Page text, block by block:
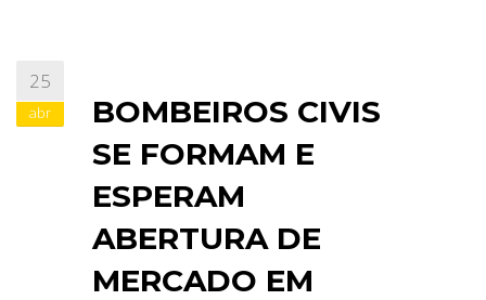
25
abr
BOMBEIROS CIVIS
SE FORMAM E
ESPERAM
ABERTURA DE
MERCADO EM